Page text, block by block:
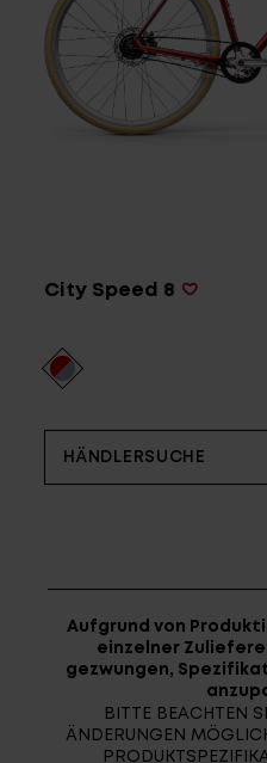
Stories
Partner
Finde dein Bike
Karriere bei CENTURION
Wir sind Qualität
City Speed 8
HÄNDLERSUCHE
Aufgrund von
einzelner
gezwungen,
BITTE BEACHTEN
ÄNDERUNGEN